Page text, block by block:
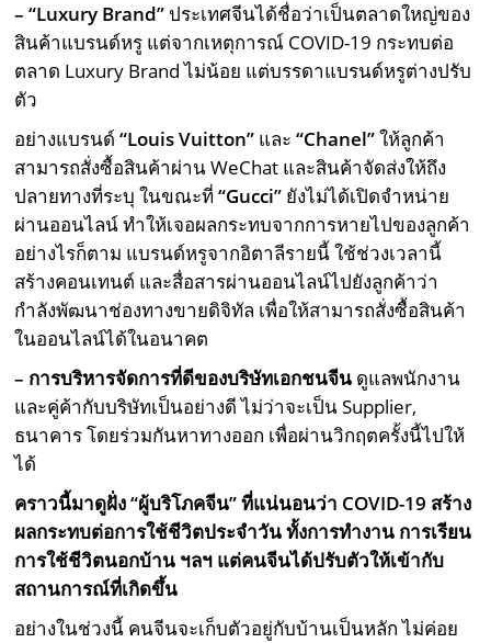
– “Luxury Brand”ประเทศจีนได้ชื่อว่าเป็นตลาดใหญ่ของ
สินค้าแบรนด์หรู แต่จากเหตุการณ์ COVID-19 กระทบต่อ
ตลาด Luxury Brand ไม่น้อย แต่บรรดาแบรนด์หรูต่างปรับ
ตัว
อย่างแบรนด์“Louis Vuitton” และ“Chanel”ให้ลูกค้า
สามารถสั่งซื้อสินค้าผ่าน WeChat และสินค้าจัดส่งให้ถึง
ปลายทางที่ระบุ ในขณะที่“Gucci” ยังไม่ได้เปิดจำหน่าย
ผ่านออนไลน์ ทำให้เจอผลกระทบจากการหายไปของลูกค้า
อย่างไรก็ตาม แบรนด์หรูจากอิตาลีรายนี้ ใช้ช่วงเวลานี้
สร้างคอนเทนต์ และสื่อสารผ่านออนไลน์ไปยังลูกค้าว่า
กำลังพัฒนาช่องทางขายดิจิทัล เพื่อให้สามารถสั่งซื้อสินค้า
ในออนไลน์ได้ในอนาคต
– การบริหารจัดการที่ดีของบริษัทเอกชนจีน ดูแลพนักงาน
และคู่ค้ากับบริษัทเป็นอย่างดี ไม่ว่าจะเป็น Supplier,
ธนาคาร โดยร่วมกันหาทางออก เพื่อผ่านวิกฤตครั้งนี้ไปให้
ได้
คราวนี้มาดูฝั่ง “ผู้บริโภคจีน” ที่แน่นอนว่า COVID-19 สร้าง
ผลกระทบต่อการใช้ชีวิตประจำวัน ทั้งการทำงาน การเรียน
การใช้ชีวิตนอกบ้าน ฯลฯ แต่คนจีนได้ปรับตัวให้เข้ากับ
สถานการณ์ที่เกิดขึ้น
อย่างในช่วงนี้ คนจีนจะเก็บตัวอยู่กับบ้านเป็นหลัก ไม่ค่อย